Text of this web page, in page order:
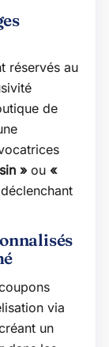
réservés au
de
» ou «
via
un